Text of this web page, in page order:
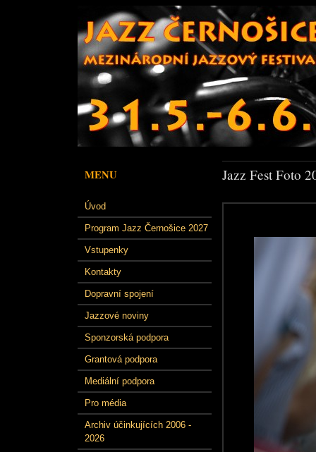
MENU
Úvod
Program Jazz Černošice 2027
Vstupenky
Kontakty
Dopravní spojení
Jazzové noviny
Sponzorská podpora
Grantová podpora
Mediální podpora
Pro média
Archiv účinkujících 2006 -
2026
Jazz Fest Foto